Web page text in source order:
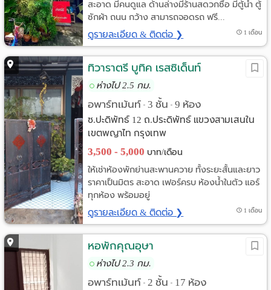
สะอาด มีคนดูแล ด้านล่างมีร้านสดวกซื้อ มีตู้นำ ตู้
ซักผ้า ถนน กว้าง สามารถจอดรถ ฟรี...
ดูรายละเอียด & ติดต่อ ❯ 1 เดือน
ทิวาราตรี บูทิค เรสซิเด็นท์
ห่างไป 2.5 กม.
อพาร์ทเม้นท์ • 3 ชั้น • 9 ห้อง
ซ.ปะดิพัทธ์ 12 ถ.ประดิพัทธ์ แขวงสามเสนใน
เขตพญาไท กรุงเทพ
3,500 - 5,000 บาท/เดือน
ให้เช่าห้องพักย่านสะพานควาย ทั้งระยะสั้นและยาว
ราคาเป็นมิตร สะอาด เฟอร์ครบ ห้องน้ำในตัว แอร์
ทุกห้อง พร้อมอยู่
ดูรายละเอียด & ติดต่อ ❯ 1 เดือน
หอพักคุณอุษา
ห่างไป 2.3 กม.
อพาร์ทเม้นท์ • 2 ชั้น • 17 ห้อง